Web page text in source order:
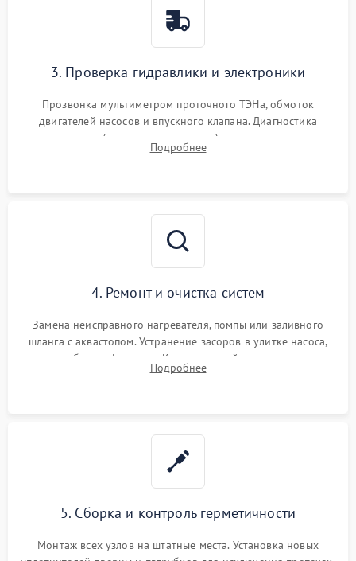
3. Проверка гидравлики и электроники
Прозвонка мультиметром проточного ТЭНа, обмоток
двигателей насосов и впускного клапана. Диагностика
прессостата (датчика уровня воды), датчика мутности,
концевика дверцы и электронного модуля управления.
Подробнее
4. Ремонт и очистка систем
Замена неисправного нагревателя, помпы или заливного
шланга с аквастопом. Устранение засоров в улитке насоса,
патрубках и фильтрах. Компонентный ремонт платы
управления, восстановление поврежденной проводки.
Подробнее
5. Сборка и контроль герметичности
Монтаж всех узлов на штатные места. Установка новых